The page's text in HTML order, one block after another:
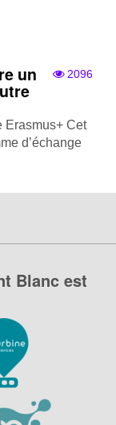
2096
un
Erasmus+ Cet
d’échange
Blanc est